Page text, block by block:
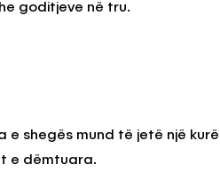
goditjeve në tru.
e shegës mund të jetë një
e dëmtuara.